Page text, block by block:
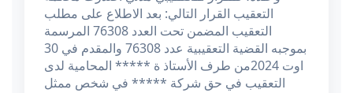
التعقيب القرار التالي: بعد الاطلاع على مطلب
التعقيب المضمن تحت العدد 76308 المرسمة
بموجبه القضية التعقيبية عدد 76308 والمقدم في 30
اوت 2024من طرف الأستاذ ة ***** المحامية لدى
التعقيب في حق شركة ***** في شخص ممثل